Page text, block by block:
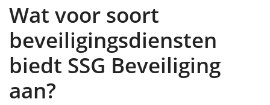
Wat voor soort
beveiligingsdiensten
biedt SSG Beveiliging
aan?